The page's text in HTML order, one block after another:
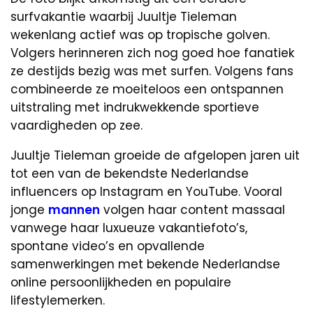
surfvakantie waarbij Juultje Tieleman
wekenlang actief was op tropische golven.
Volgers herinneren zich nog goed hoe fanatiek
ze destijds bezig was met surfen. Volgens fans
combineerde ze moeiteloos een ontspannen
uitstraling met indrukwekkende sportieve
vaardigheden op zee.
Juultje Tieleman groeide de afgelopen jaren uit
tot een van de bekendste Nederlandse
influencers op Instagram en YouTube. Vooral
jonge mannen volgen haar content massaal
vanwege haar luxueuze vakantiefoto’s,
spontane video’s en opvallende
samenwerkingen met bekende Nederlandse
online persoonlijkheden en populaire
lifestylemerken.